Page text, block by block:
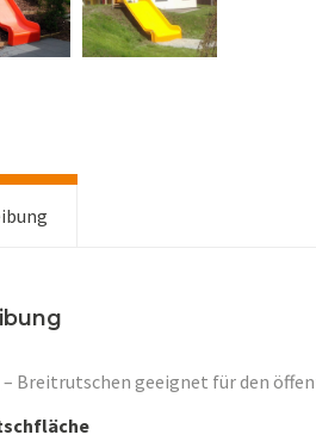
– Breitrutschen geeignet für den